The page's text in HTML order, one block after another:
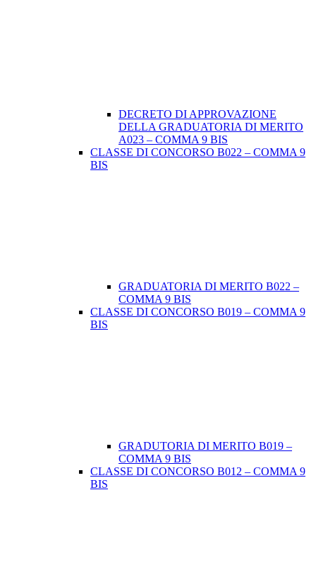
DECRETO DI APPROVAZIONE
DELLA GRADUATORIA DI MERITO
A023 – COMMA 9 BIS
CLASSE DI CONCORSO B022 – COMMA 9
BIS
GRADUATORIA DI MERITO B022 –
COMMA 9 BIS
CLASSE DI CONCORSO B019 – COMMA 9
BIS
GRADUTORIA DI MERITO B019 –
COMMA 9 BIS
CLASSE DI CONCORSO B012 – COMMA 9
BIS